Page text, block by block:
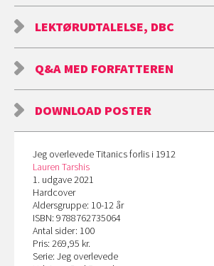
LEKTØRUDTALELSE, DBC
Q&A MED FORFATTEREN
DOWNLOAD POSTER
Jeg overlevede Titanics forlis i 1912
Lauren Tarshis
1. udgave 2021
Hardcover
Aldersgruppe: 10-12 år
ISBN: 9788762735064
Antal sider: 100
Pris: 269,95 kr.
Serie: Jeg overlevede